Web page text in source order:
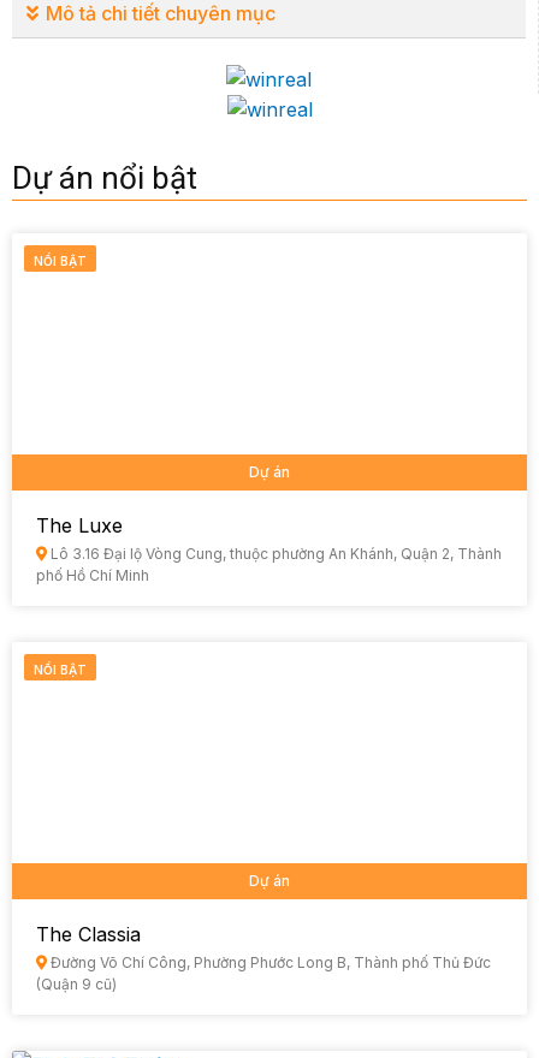
Mô tả chi tiết chuyên mục
Dự án nổi bật
NỔI BẬT
Dự án
The Luxe
Lô 3.16 Đại lộ Vòng Cung, thuộc phường An Khánh, Quận 2, Thành
phố Hồ Chí Minh
NỔI BẬT
Dự án
The Classia
Đường Võ Chí Công, Phường Phước Long B, Thành phố Thủ Đức
(Quận 9 cũ)